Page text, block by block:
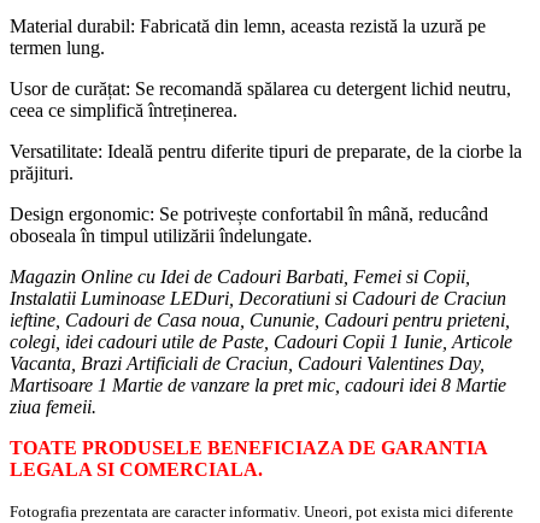
Material durabil: Fabricată din lemn, aceasta rezistă la uzură pe
termen lung.
Usor de curățat: Se recomandă spălarea cu detergent lichid neutru,
ceea ce simplifică întreținerea.
Versatilitate: Ideală pentru diferite tipuri de preparate, de la ciorbe la
prăjituri.
Design ergonomic: Se potrivește confortabil în mână, reducând
oboseala în timpul utilizării îndelungate.
Magazin Online cu Idei de Cadouri Barbati, Femei si Copii,
Instalatii Luminoase LEDuri, Decoratiuni si Cadouri de Craciun
ieftine, Cadouri de Casa noua, Cununie, Cadouri pentru prieteni,
colegi, idei cadouri utile de Paste, Cadouri Copii 1 Iunie, Articole
Vacanta, Brazi Artificiali de Craciun, Cadouri Valentines Day,
Martisoare 1 Martie de vanzare la pret mic, cadouri idei 8 Martie
ziua femeii.
TOATE PRODUSELE BENEFICIAZA DE GARANTIA
LEGALA SI COMERCIALA.
Fotografia prezentata are caracter informativ. Uneori, pot exista mici diferente